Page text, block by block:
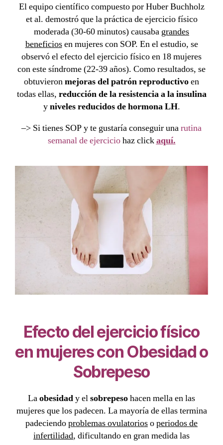
El equipo científico compuesto por Huber Buchholz
et al. demostró que la práctica deejercicio físico
moderada (30-60 minutos) causaba grandes
beneficiosen mujeres con SOP. En el estudio, se
observó el efecto del ejercicio físico en 18 mujeres
con este síndrome (22-39 años). Como resultados, se
obtuvieronmejoras del patrón reproductivoen
todas ellas, reducción de la resistencia a la insulina
yniveles reducidos de hormona LH.
–> Si tienes SOP y te gustaría conseguir unarutina
semanal de ejerciciohaz clickaquí.
Efecto del ejercicio físico
en mujeres con Obesidado
Sobrepeso
Laobesidady elsobrepesohacen mella en las
mujeres que los padecen. La mayoría de ellas termina
padeciendoproblemas ovulatoriosoperiodos de
infertilidad, dificultando en gran medida las